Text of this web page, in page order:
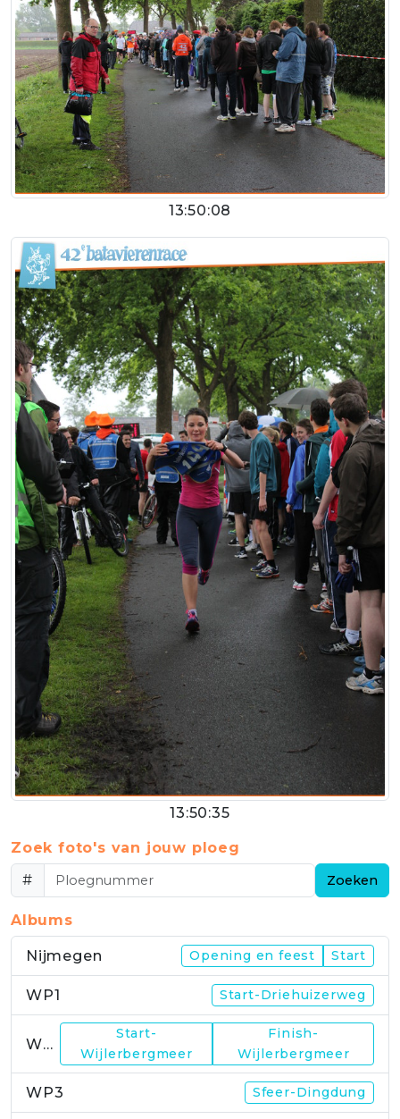
13:50:08
13:50:35
Zoek foto's van jouw ploeg
#
Zoeken
Albums
Nijmegen Opening en feest Start
WP1 Start-Driehuizerweg
WP2
Start-
Wijlerbergmeer
Finish-
Wijlerbergmeer
WP3 Sfeer-Dingdung